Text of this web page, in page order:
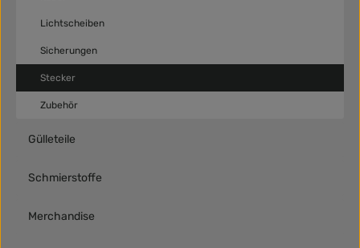
Lichtscheiben
Sicherungen
Stecker
Zubehör
Gülleteile
Schmierstoffe
Merchandise